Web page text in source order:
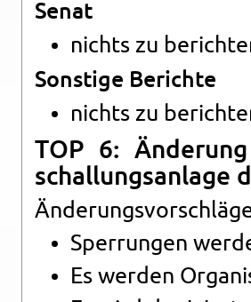
Senat
nichts zu
Sons­ti­ge Be­rich­te
nichts zu
TOP 6:
schal­lungs­an­la­ge
Sper­run­gen
Es wer­den